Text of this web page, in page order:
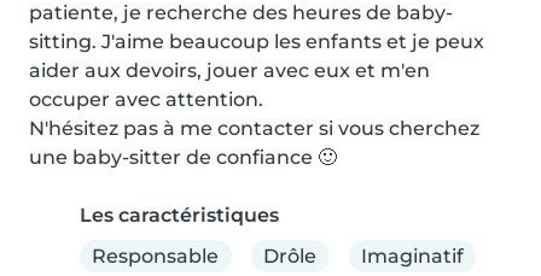
patiente, je recherche des heures de baby-
sitting. J'aime beaucoup les enfants et je peux
aider aux devoirs, jouer avec eux et m'en
occuper avec attention.
N'hésitez pas à me contacter si vous cherchez
une baby-sitter de confiance 🙂
Les caractéristiques
Responsable
Drôle Imaginatif